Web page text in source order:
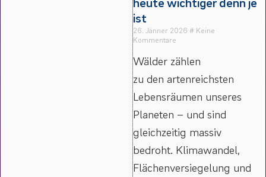
ist
26. Jänner 2026
Keine
Kommentare
Wälder zählen
zu den artenreichsten
Lebensräumen unseres
Planeten – und sind
gleichzeitig massiv
bedroht. Klimawandel,
Flächenversiegelung und